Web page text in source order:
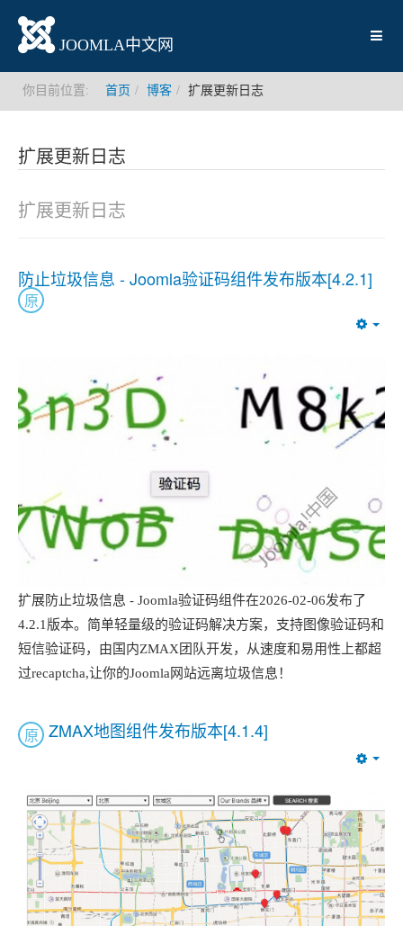
JOOMLA中文网
你目前位置: 首页 博客 扩展更新日志
扩展更新日志
扩展更新日志
防止垃圾信息 - Joomla验证码组件发布版本[4.2.1]
原
扩展防止垃圾信息 - Joomla验证码组件在2026-02-06发布了
4.2.1版本。简单轻量级的验证码解决方案，支持图像验证码和
短信验证码，由国内ZMAX团队开发，从速度和易用性上都超
过recaptcha,让你的Joomla网站远离垃圾信息！
ZMAX地图组件发布版本[4.1.4]
原